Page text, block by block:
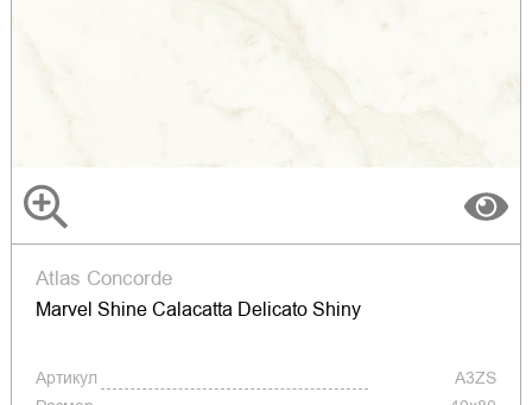
Atlas Concorde
Marvel Shine Calacatta Delicato Shiny
Артикул
A3ZS